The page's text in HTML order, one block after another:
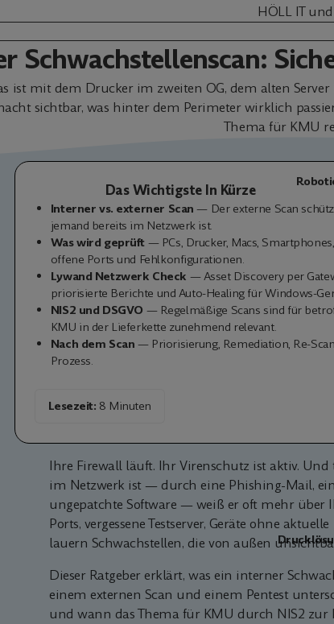
HÖLL IT
Schwachstellenscan:
ist mit dem Drucker im zweiten OG, dem alten
sichtbar, was hinter dem Perimeter wirklich
Thema für KMU
Das Wichtigste In Kürze
Interner vs. externer Scan — Der externe Scan
jemand bereits im Netzwerk ist.
Was wird geprüft — PCs, Drucker, Macs,
offene Ports und Fehlkonfigurationen.
Lywand Netzwerk Check — Asset Discovery per
priorisierte Berichte und Auto-Healing für Windows-
NIS2 und DSGVO — Regelmäßige Scans sind für
KMU in der Lieferkette zunehmend relevant.
Nach dem Scan — Priorisierung, Remediation, Re-
Prozess.
Lesezeit: 8 Minuten
Ihre Firewall läuft. Ihr Virenschutz ist aktiv.
im Netzwerk ist — durch eine Phishing-Mail,
ungepatchte Software — weiß er oft mehr über
Ports, vergessene Testserver, Geräte ohne
lauern Schwachstellen, die von außen
Dieser Ratgeber erklärt, was ein interner
einem externen Scan und einem Pentest
und wann das Thema für KMU durch NIS2 zur